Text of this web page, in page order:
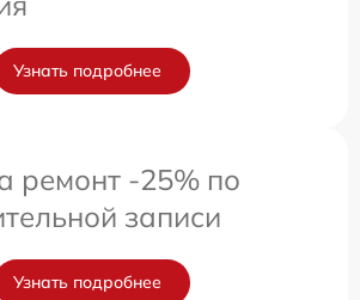
Узнать подробнее
ремонт -25% по
записи
Узнать подробнее